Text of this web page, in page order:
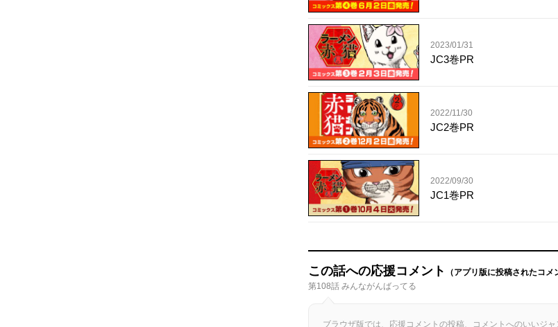
2023/01/31
JC3巻PR
2022/11/30
JC2巻PR
2022/09/30
JC1巻PR
この話への応援コメント
（アプリ版に投稿されたコメ
第108話 みんながんばってる
ブラウザ版では、応援コメントの投稿、コメントへのいいジ